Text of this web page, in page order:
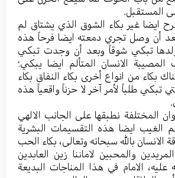
المستقبل.
ایضا غیر بکاء الشوق الذي یشتاق لم
أن وصل تجري دمعته ایضا فرحاً هذه
تبکي شوقاً وبعد أن وجدت تبکي
الانسان المتألم ایضا یبکي؛
بکاء من انواع أخری بکاء النفاق بکاء
تبکي طلباً لأمر آخر لا حزناً واقعیاً هذه
المختلفة نطبقها علی الجانب الالهي
الغیب ایضا هذه التقسیمات البشریة
الانسان بالله سبحانه وتعالی، بکاء الحب
والمحبین لاماننا زین العابدین
الامام في هذا المناجات البدیعة